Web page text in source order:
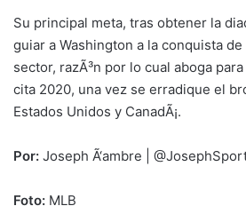
Su principal meta, tras obtener la
guiar a Washington a la conquista
sector, razÃ³n por lo cual aboga
cita 2020, una vez se erradique el
Estados Unidos y CanadÃ¡.
Por: Joseph Ã‘ambre |
Foto: MLB